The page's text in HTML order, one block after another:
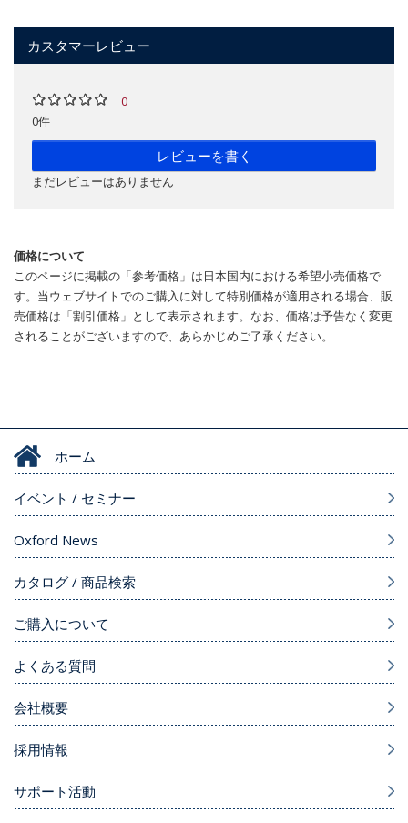
カスタマーレビュー
0
0件
レビューを書く
まだレビューはありません
価格について
このページに掲載の「参考価格」は日本国内における希望小売価格で
す。当ウェブサイトでのご購入に対して特別価格が適用される場合、販
売価格は「割引価格」として表示されます。なお、価格は予告なく変更
されることがございますので、あらかじめご了承ください。
ホーム
イベント / セミナー
Oxford News
カタログ / 商品検索
ご購入について
よくある質問
会社概要
採用情報
サポート活動